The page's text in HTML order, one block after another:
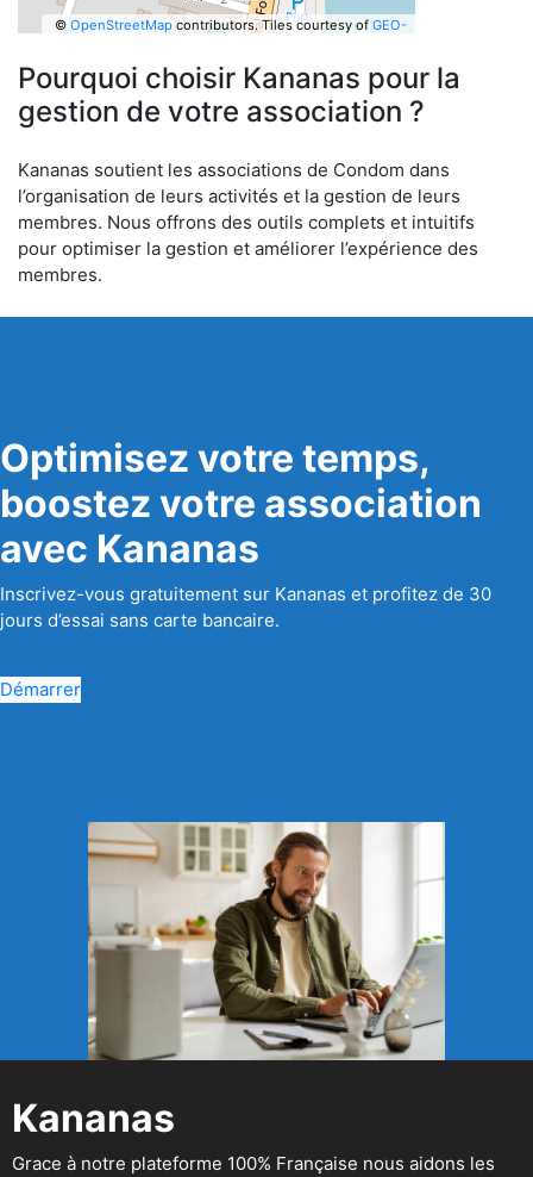
© OpenStreetMapcontributors. Tiles courtesy of GEO-
Pourquoi choisir Kananas pour la
gestion de votre association ?
Kananas soutient les associations de Condom dans
l’organisation de leurs activités et la gestion de leurs
membres. Nous offrons des outils complets et intuitifs
pour optimiser la gestion et améliorer l’expérience des
membres.
Optimisez votre temps,
boostez votre association
avec Kananas
Inscrivez-vous gratuitement sur Kananas et profitez de 30
jours d’essai sans carte bancaire.
Démarrer
Kananas
Grace à notre plateforme 100% Française nous aidons les